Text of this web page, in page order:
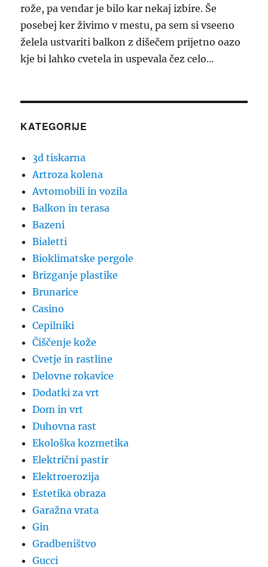
rože, pa vendar je bilo kar nekaj izbire. Še
posebej ker živimo v mestu, pa sem si vseeno
želela ustvariti balkon z dišečem prijetno oazo
kje bi lahko cvetela in uspevala čez celo…
KATEGORIJE
3d tiskarna
Artroza kolena
Avtomobili in vozila
Balkon in terasa
Bazeni
Bialetti
Bioklimatske pergole
Brizganje plastike
Brunarice
Casino
Cepilniki
Čiščenje kože
Cvetje in rastline
Delovne rokavice
Dodatki za vrt
Dom in vrt
Duhovna rast
Ekološka kozmetika
Električni pastir
Elektroerozija
Estetika obraza
Garažna vrata
Gin
Gradbeništvo
Gucci